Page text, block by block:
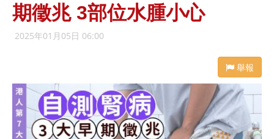
期徵兆 3部位水腫小心
2025年01月05日 06:00
舉報